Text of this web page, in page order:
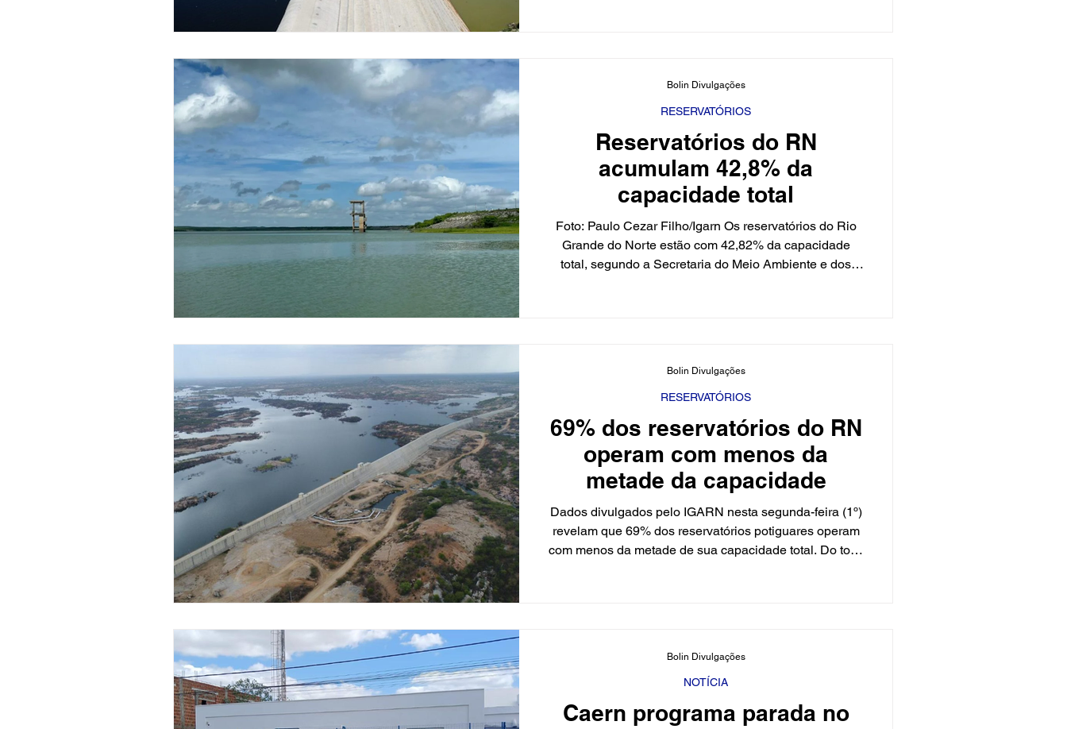
294 mil pessoas em 22 municípios potiguares. O
volume atingido nesta
Reservatórios do RN
acumulam 42,8% da
capacidade total
Foto: Paulo Cezar Filho/Igarn Os reservatórios do Rio
Grande do Norte estão com 42,82% da capacidade
total, segundo a Secretaria do Meio Ambiente e dos
barragem de Oiticica tem 44,86%. Entre os melhores
níveis estão o açude San
RESERVATÓRIOS
Bolin Divulgações
69% dos reservatórios do RN
operam com menos da
metade da capacidade
Dados divulgados pelo IGARN nesta segunda-feira (1º)
revelam que 69% dos reservatórios potiguares operam
com menos da metade de sua capacidade total. Do total
RESERVATÓRIOS
Bolin Divulgações
Caern programa parada no
NOTÍCIA
Bolin Divulgações